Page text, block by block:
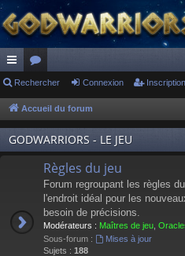
ac
co
ur
ci
or
u
m
s
Rechercher Connexion Inscription
Accueil du forum
GODWARRIORS - LE JEU
Règles du jeu
Forum regroupant les règles
l'endroit idéal pour les
besoin de précisions.
Modérateurs : Maîtres de jeu
Sous-forum :
Mises à jour
Sujets : 188